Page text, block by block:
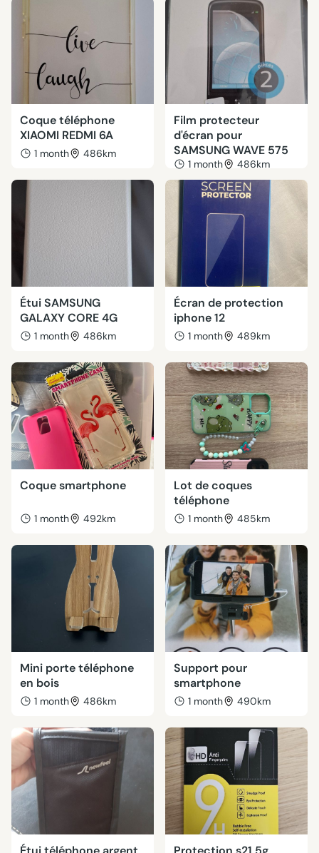
Coque téléphone
XIAOMI REDMI 6A
1 month 486km
Film protecteur
d'écran pour
SAMSUNG WAVE 575
1 month 486km
Étui SAMSUNG
GALAXY CORE 4G
1 month 486km
Écran de protection
iphone 12
1 month 489km
Coque smartphone
1 month 492km
Lot de coques
téléphone
1 month 485km
Mini porte téléphone
en bois
1 month 486km
Support pour
smartphone
1 month 490km